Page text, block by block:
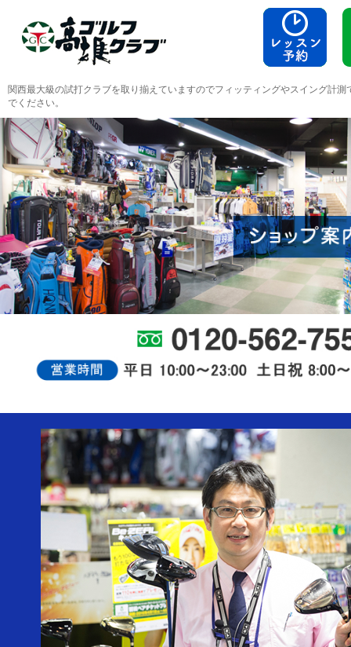
関西最大級の試打クラブを取り揃えていますのでフィッティングやスイング計
でください。